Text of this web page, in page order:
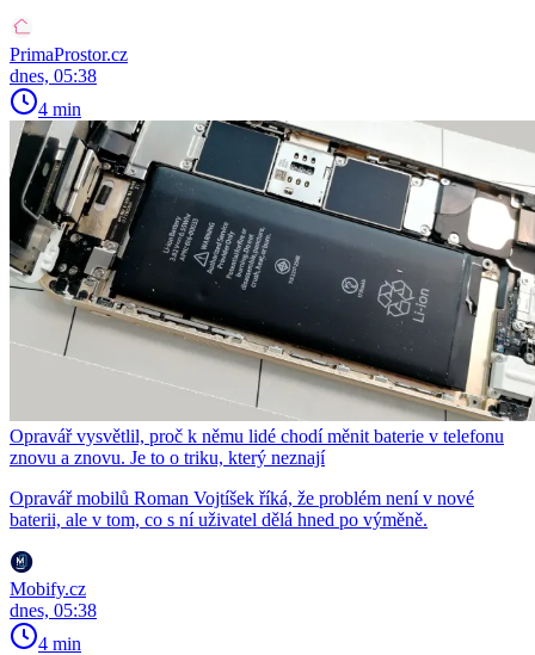
PrimaProstor.cz
dnes, 05:38
4 min
Opravář vysvětlil, proč k němu lidé chodí měnit baterie v telefonu
znovu a znovu. Je to o triku, který neznají
Opravář mobilů Roman Vojtíšek říká, že problém není v nové
baterii, ale v tom, co s ní uživatel dělá hned po výměně.
Mobify.cz
dnes, 05:38
4 min